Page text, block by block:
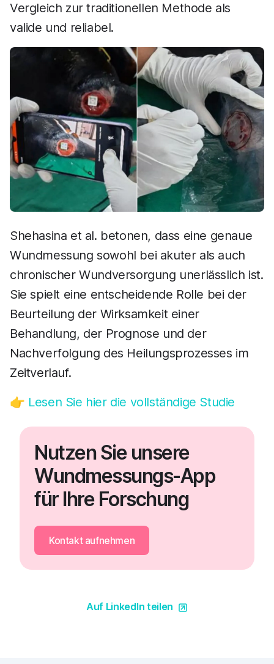
Vergleich zur traditionellen Methode als
valide und reliabel.
Shehasina et al. betonen, dass eine genaue
Wundmessung sowohl bei akuter als auch
chronischer Wundversorgung unerlässlich ist.
Sie spielt eine entscheidende Rolle bei der
Beurteilung der Wirksamkeit einer
Behandlung, der Prognose und der
Nachverfolgung des Heilungsprozesses im
Zeitverlauf.
👉 Lesen Sie hier die vollständige Studie
Nutzen Sie unsere
Wundmessungs-App
für Ihre Forschung
Kontakt aufnehmen
Auf LinkedIn teilen